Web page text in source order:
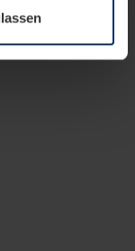
ändern oder